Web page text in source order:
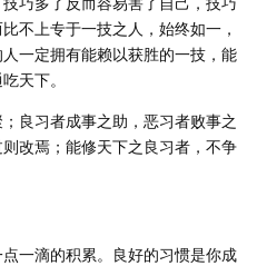
不上专于一技之人，始终如一，
一定拥有能赖以获胜的一技，能
天下。
良习者成事之助，恶习者败事之
改焉；能修天下之良习者，不争
一滴的积累。良好的习惯是你成